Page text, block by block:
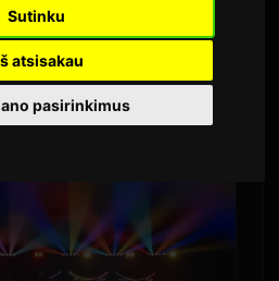
Sutinku
atsisakau
pasirinkimus
2,619 peržiūros
Miku renginys „Magical
Japonijos